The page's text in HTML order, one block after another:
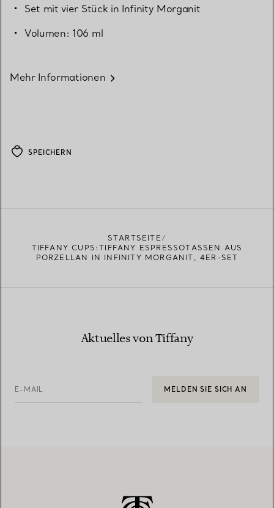
Set mit vier Stück in Infinity Morganit
Volumen: 106 ml
Mehr Informationen
SPEICHERN
STARTSEITE
TIFFANY CUPS:TIFFANY ESPRESSOTASSEN AUS
PORZELLAN IN INFINITY MORGANIT, 4ER-SET
Aktuelles von Tiffany
E-MAIL MELDEN SIE SICH AN